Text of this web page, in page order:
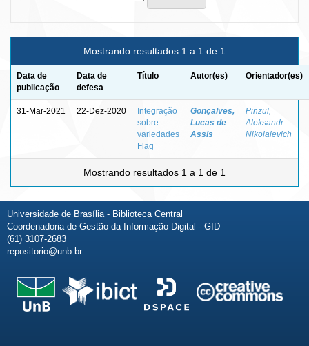
Mostrando resultados 1 a 1 de 1
Data de
publicação
Data de
defesa
Título Autor(es) Orientador(es)
31-Mar-2021 22-Dez-2020
Integração
sobre
variedades
Flag
Gonçalves,
Lucas de
Assis
Pinzul,
Aleksandr
Nikolaievich
Mostrando resultados 1 a 1 de 1
Universidade de Brasília - Biblioteca Central
Coordenadoria de Gestão da Informação Digital - GID
(61) 3107-2683
repositorio@unb.br